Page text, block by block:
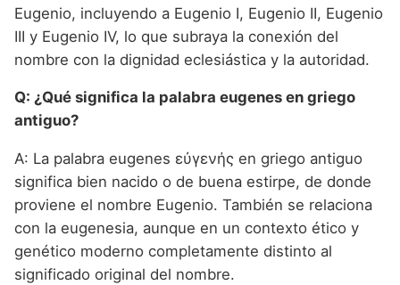
Eugenio, incluyendo a Eugenio I, Eugenio II, Eugenio
III y Eugenio IV, lo que subraya la conexión del
nombre con la dignidad eclesiástica y la autoridad.
Q: ¿Qué significa la palabra eugenes en griego
antiguo?
A: La palabra eugenes εὐγενής en griego antiguo
significa bien nacido o de buena estirpe, de donde
proviene el nombre Eugenio. También se relaciona
con la eugenesia, aunque en un contexto ético y
genético moderno completamente distinto al
significado original del nombre.